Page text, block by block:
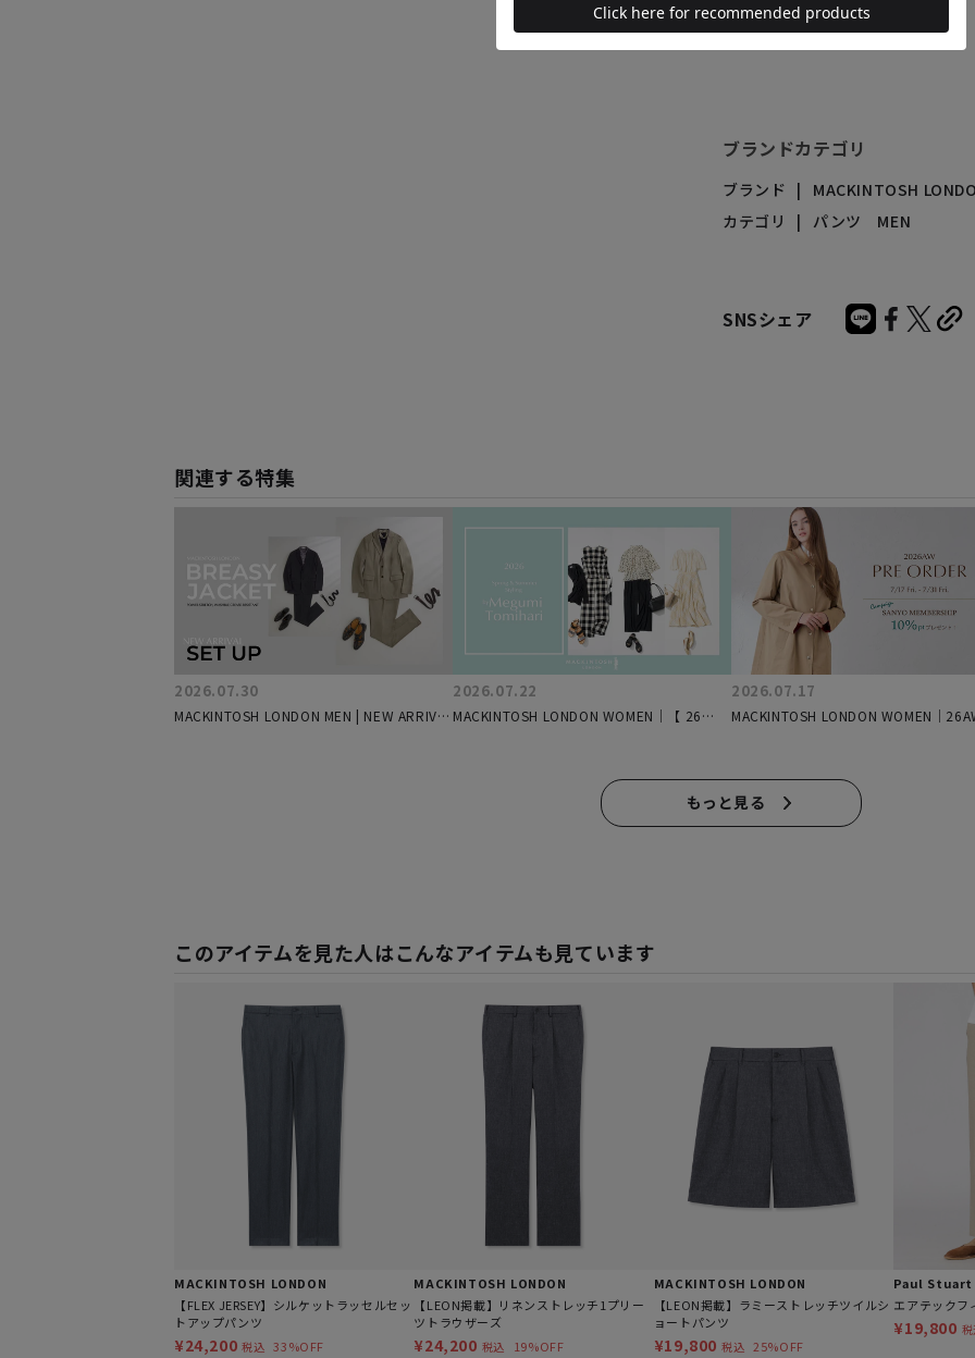
G1R-49-396-28
ブランドカテゴリ
ブランド
MACKINTOSH
カテゴリ
パンツ MEN
SNSシェア
関連する特集
2026.07.30
MACKINTOSH LONDON MEN | NEW ARRIVAL
2026.07.22
MACKINTOSH LONDON WOMEN｜【 26
2026.07.17
MACKINTOSH LONDON WOMEN｜
もっと見る
このアイテムを見た人はこんなアイテムも見ています
MACKINTOSH LONDON
【FLEX JERSEY】シルケットラッセルセッ
トアップパンツ
¥24,200 税込 33%OFF
MACKINTOSH LONDON
【LEON掲載】リネンストレッチ1プリー
ツトラウザーズ
¥24,200 税込 19%OFF
MACKINTOSH LONDON
【LEON掲載】ラミーストレッチツイルシ
ョートパンツ
¥19,800 税込 25%OFF
Paul Stuart
エアテックフ
¥19,800